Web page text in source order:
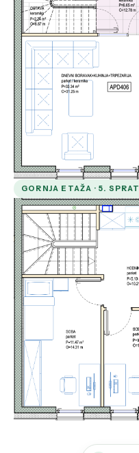
GORNJA ETAŽA · 5. SPRAT